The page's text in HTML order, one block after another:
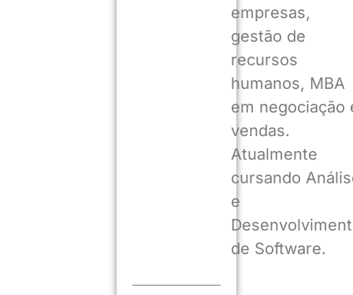
empresas,
gestão de
recursos
humanos, MBA
em negociação
vendas.
Atualmente
cursando
e
de Software.